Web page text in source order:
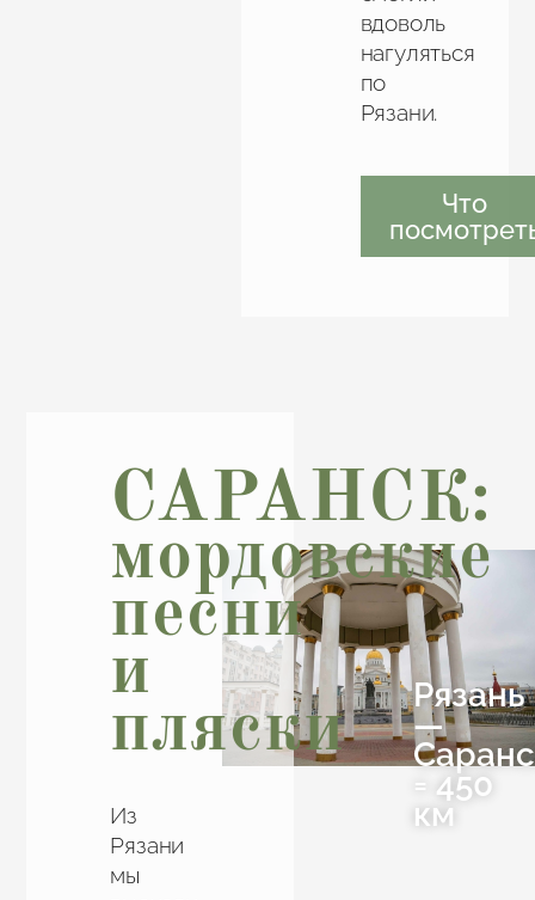
вдоволь
нагуляться
по
Рязани.
Что
САРАНСК:
мордовские
песни
и
пляски
Из
Рязани
мы
Рязань
—
= 450
км